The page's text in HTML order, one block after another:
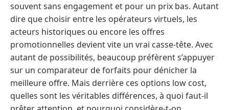
souvent sans engagement et pour un prix bas. Autant
dire que choisir entre les opérateurs virtuels, les
acteurs historiques ou encore les offres
promotionnelles devient vite un vrai casse-tête. Avec
autant de possibilités, beaucoup préfèrent s’appuyer
sur un comparateur de forfaits pour dénicher la
meilleure offre. Mais derrière ces options low cost,
quelles sont les véritables différences, à quoi faut-il